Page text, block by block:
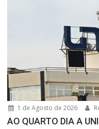
1 de Agosto de 2026
AO QUARTO DIA A